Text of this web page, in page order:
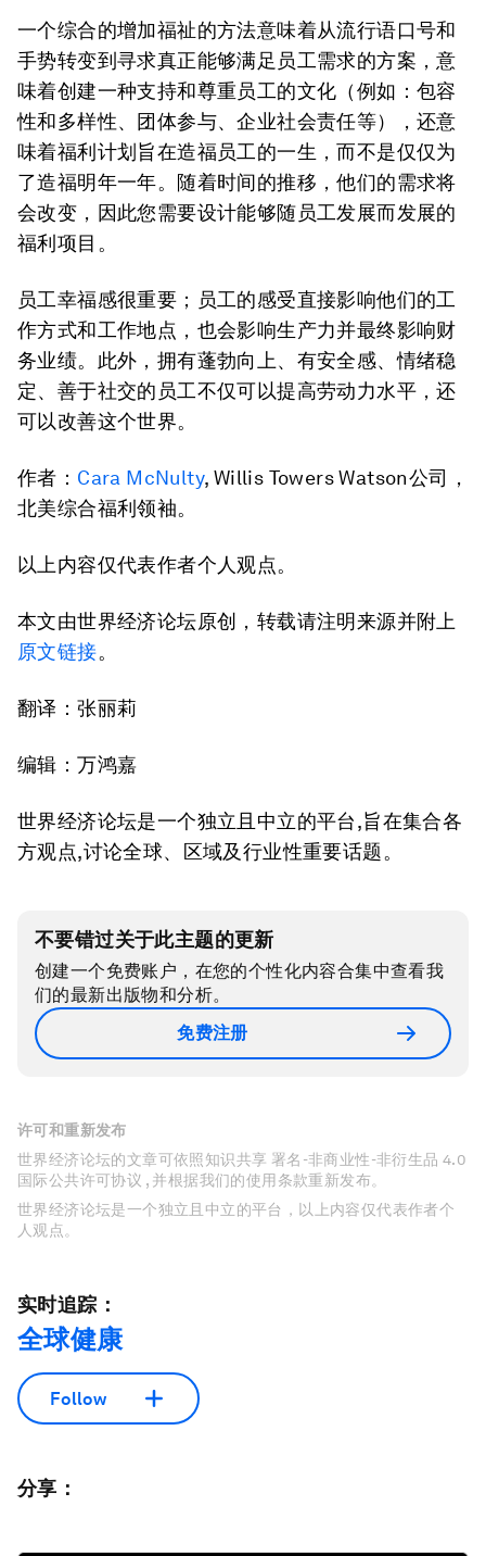
一个综合的增加福祉的方法意味着从流行语口号和
手势转变到寻求真正能够满足员工需求的方案，意
味着创建一种支持和尊重员工的文化（例如：包容
性和多样性、团体参与、企业社会责任等），还意
味着福利计划旨在造福员工的一生，而不是仅仅为
了造福明年一年。随着时间的推移，他们的需求将
会改变，因此您需要设计能够随员工发展而发展的
福利项目。
员工幸福感很重要；员工的感受直接影响他们的工
作方式和工作地点，也会影响生产力并最终影响财
务业绩。此外，拥有蓬勃向上、有安全感、情绪稳
定、善于社交的员工不仅可以提高劳动力水平，还
可以改善这个世界。
作者： Cara McNulty, Willis Towers Watson公司，
北美综合福利领袖。
以上内容仅代表作者个人观点。
本文由世界经济论坛原创，转载请注明来源并附上
原文链接。
翻译：张丽莉
编辑：万鸿嘉
世界经济论坛是一个独立且中立的平台,旨在集合各
方观点,讨论全球、区域及行业性重要话题。
不要错过关于此主题的更新
创建一个免费账户，在您的个性化内容合集中查看我
们的最新出版物和分析。
免费注册
许可和重新发布
世界经济论坛的文章可依照知识共享 署名-非商业性-非衍生品 4.0
国际公共许可协议 , 并根据我们的使用条款重新发布。
世界经济论坛是一个独立且中立的平台，以上内容仅代表作者个
人观点。
实时追踪：
全球健康
Follow
分享：